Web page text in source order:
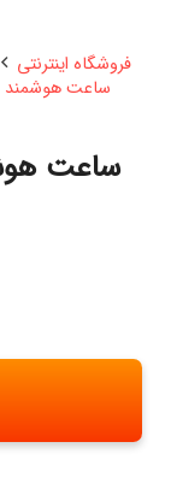
فروشگاه اینترنتی
ساعت هوشمند